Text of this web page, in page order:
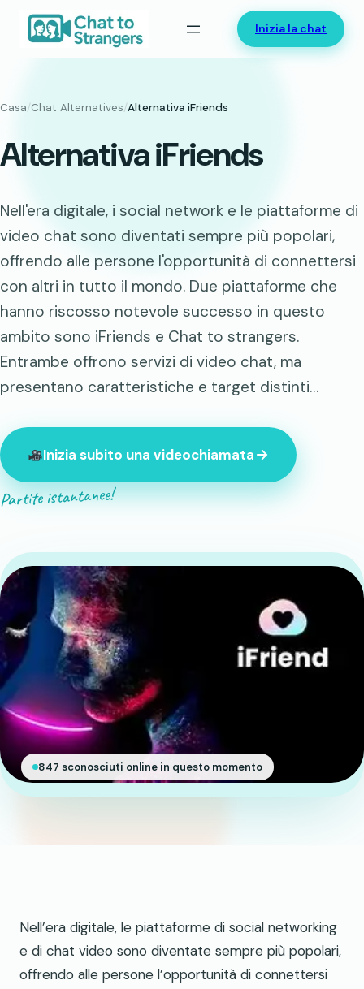
contenuto
Inizia la chat
Casa/Chat Alternatives/Alternativa iFriends
Alternativa iFriends
Nell'era digitale, i social network e le piattaforme di
video chat sono diventati sempre più popolari,
offrendo alle persone l'opportunità di connettersi
con altri in tutto il mondo. Due piattaforme che
hanno riscosso notevole successo in questo
ambito sono iFriends e Chat to strangers.
Entrambe offrono servizi di video chat, ma
presentano caratteristiche e target distinti…
Inizia subito una videochiamata
Partite istantanee!
847 sconosciuti online in questo momento
Nell’era digitale, le piattaforme di social networking
e di chat video sono diventate sempre più popolari,
offrendo alle persone l’opportunità di connettersi